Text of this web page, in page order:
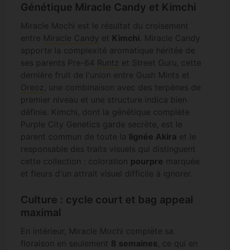
Génétique Miracle Candy et Kimchi
Miracle Mochi est le résultat du croisement
entre Miracle Candy et Kimchi. Miracle Candy
apporte la complexité aromatique héritée de
ses parents Pre-64 Runtz et Street Guru, cette
dernière fruit de l'union entre Gush Mints et
Oreoz , une combinaison avec des terpènes de
premier niveau et une structure indica bien
définie. Kimchi, dont la génétique complète
Purple City Genetics garde secrète, est le
parent commun de toute la lignée Akira et le
responsable des traits visuels qui distinguent
cette collection : coloration pourpre marquée
et fleurs d'un attrait visuel difficile à ignorer.
Culture : cycle court et bag appeal
maximal
En intérieur, Miracle Mochi complète sa
floraison en seulement 8 semaines, ce qui en